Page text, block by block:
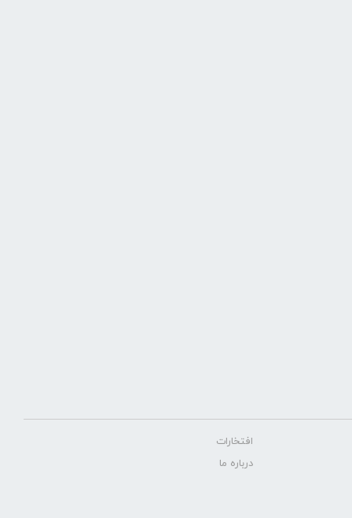
افتخارات
درباره ما